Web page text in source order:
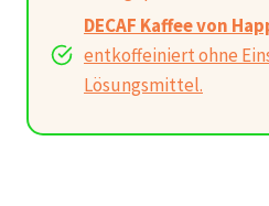
DECAF Kaffee von
entkoffeiniert ohne
Lösungsmittel.